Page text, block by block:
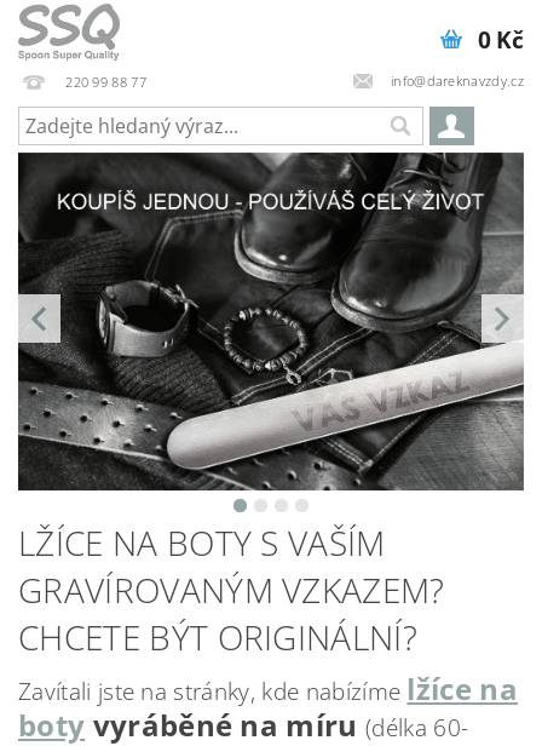
220 99 88 77 info@dareknavzdy.cz
0 Kč
LŽÍCE NA BOTY S VAŠÍM
GRAVÍROVANÝM VZKAZEM?
CHCETE BÝT ORIGINÁLNÍ?
Zavítali jste na stránky, kde nabízíme lžíce na
boty vyráběné na míru(délka 60-